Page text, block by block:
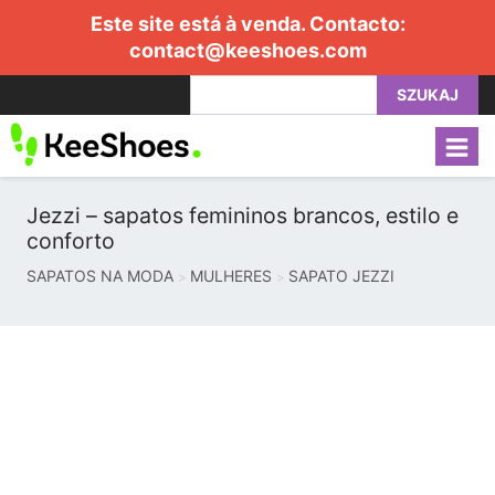
Este site está à venda. Contacto:
contact@keeshoes.com
SZUKAJ
Jezzi – sapatos femininos brancos, estilo e
conforto
SAPATOS NA MODA MULHERES SAPATO JEZZI